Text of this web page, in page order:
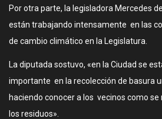
Por otra parte, la legisladora Mercedes
están trabajando intensamente en las
de cambio climático en la Legislatura.
La diputada sostuvo, «en la Ciudad se
importante en la recolección de basura
haciendo conocer a los vecinos como
los residuos».